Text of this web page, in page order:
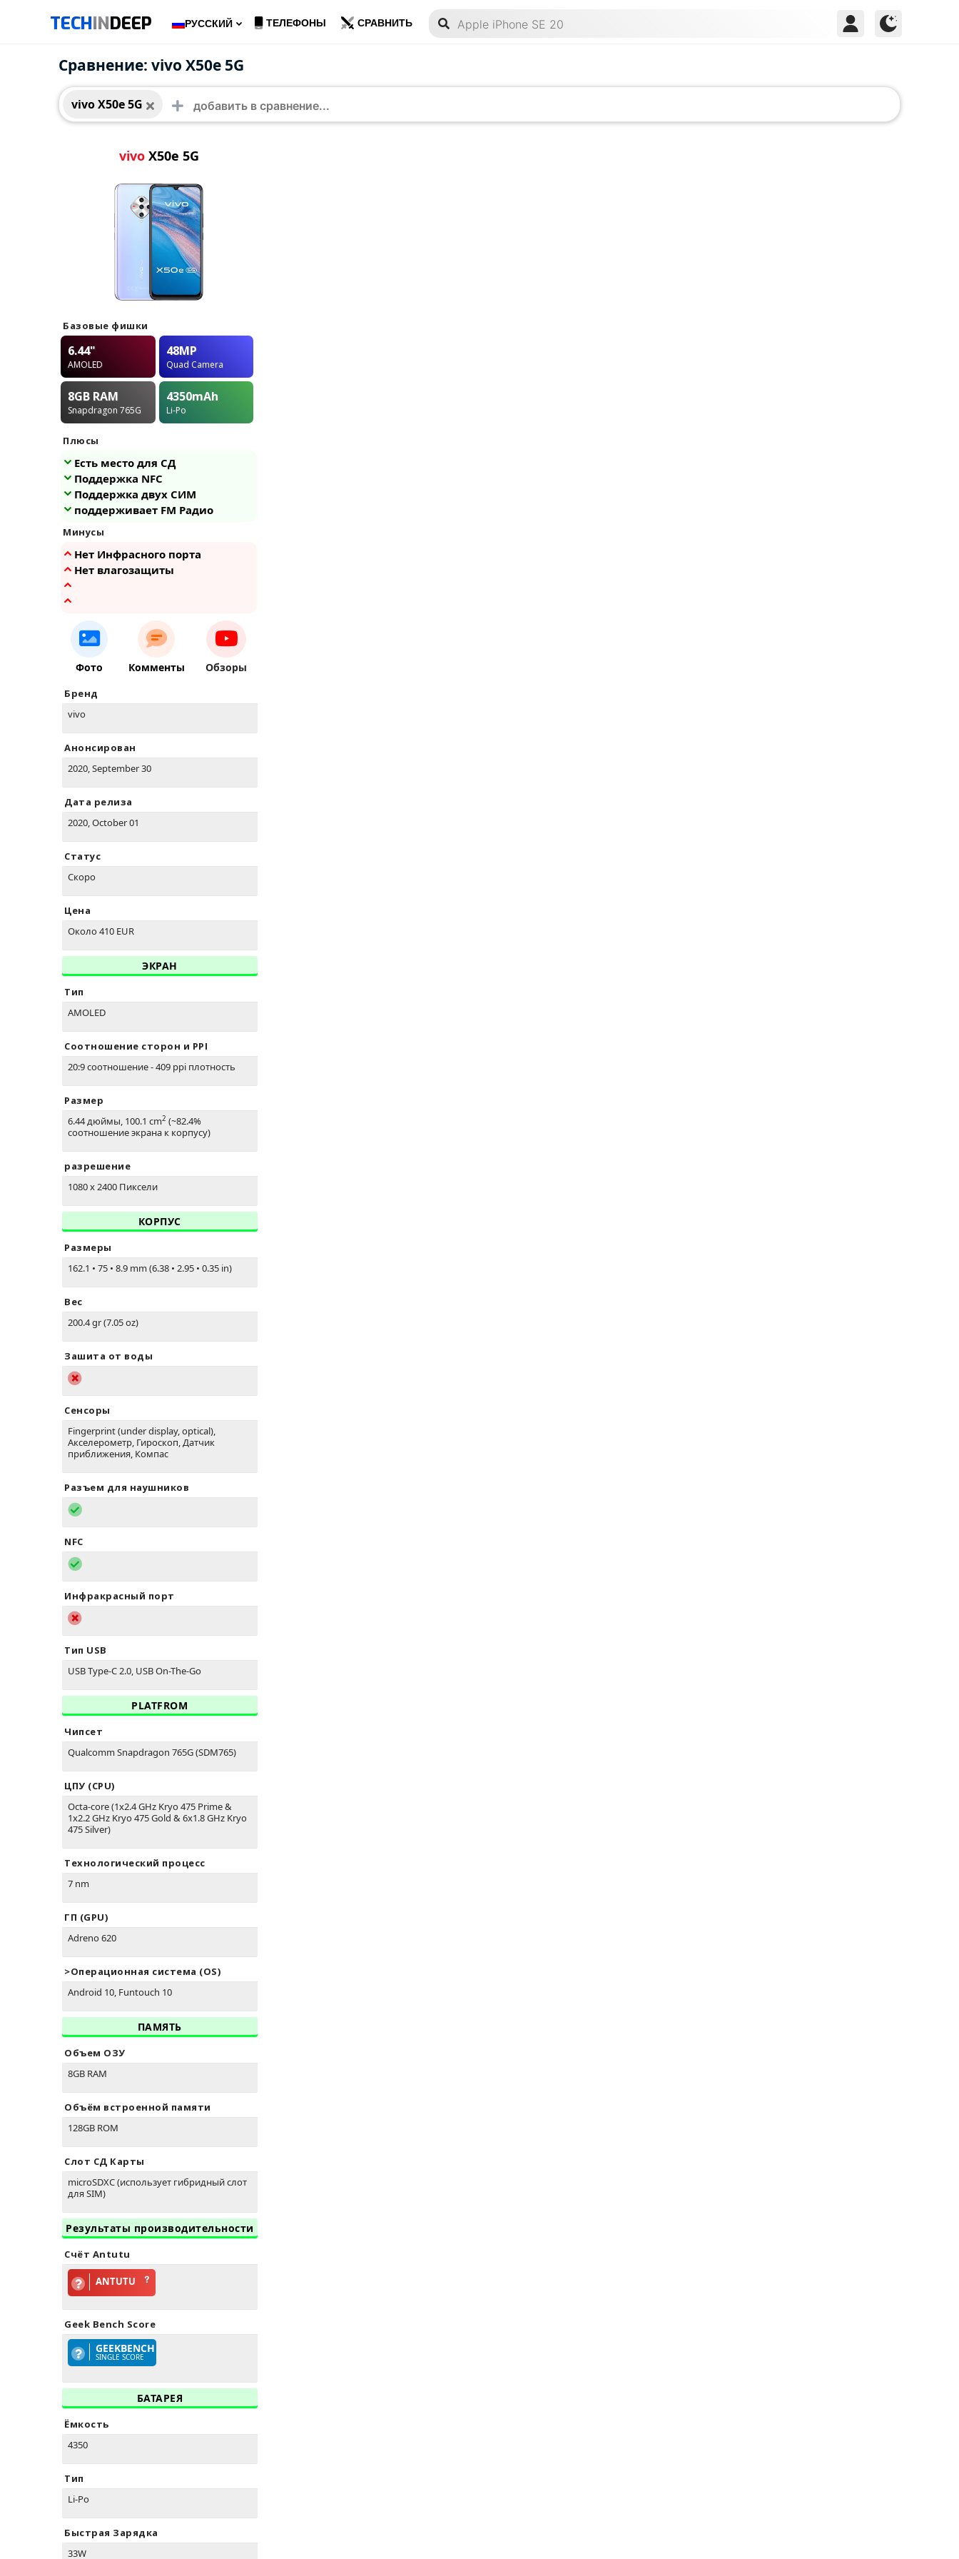
TECHINDEEP РУССКИЙ ТЕЛЕФОНЫ СРАВНИТЬ
Сравнение: vivo X50e 5G
vivo X50e 5G
vivo X50e 5G
vivo X50e 5G
Базовые фишки
6.44"
AMOLED
48MP
Quad Camera
8GB RAM
Snapdragon 765G
4350mAh
Li-Po
Плюсы
Есть место для СД
Поддержка NFC
Поддержка двух СИМ
поддерживает FM Радио
Минусы
Нет Инфрасного порта
Нет влагозащиты
Фото Комменты Обзоры
Бренд
vivo
Анонсирован
2020, September 30
Дата релиза
2020, October 01
Статус
Скоро
Цена
Около 410 EUR
ЭКРАН
Тип
AMOLED
Соотношение сторон и PPI
20:9 соотношение - 409 ppi плотность
Размер
6.44 дюймы, 100.1 cm2 (~82.4%
соотношение экрана к корпусу)
разрешение
1080 x 2400 Пиксели
КОРПУС
Размеры
162.1 • 75 • 8.9 mm (6.38 • 2.95 • 0.35 in)
Вес
200.4 gr (7.05 oz)
Зашита от воды
Сенсоры
Fingerprint (under display, optical),
Акселерометр, Гироскоп, Датчик
приближения, Компас
Разъем для наушников
NFC
Инфракрасный порт
Тип USB
USB Type-C 2.0, USB On-The-Go
PLATFROM
Чипсет
Qualcomm Snapdragon 765G (SDM765)
ЦПУ (CPU)
Octa-core (1x2.4 GHz Kryo 475 Prime &
1x2.2 GHz Kryo 475 Gold & 6x1.8 GHz Kryo
475 Silver)
Технологический процесс
7 nm
ГП (GPU)
Adreno 620
>Oперационная система (OS)
Android 10, Funtouch 10
ПАМЯТЬ
Объем ОЗУ
8GB RAM
Объём встроенной памяти
128GB ROM
Слот СД Карты
microSDXC (использует гибридный слот
для SIM)
Результаты производительности
Счёт Antutu
ANTUTU
Geek Bench Score
GEEKBENCH
SINGLE SCORE
БАТАРЕЯ
Ёмкость
4350
Тип
Li-Po
Быстрая Зарядка
33W